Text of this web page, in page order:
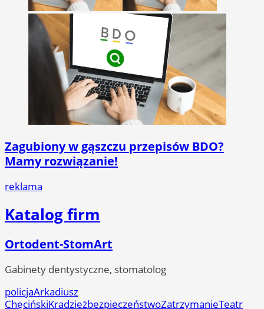
Zagubiony w gąszczu przepisów BDO?
Mamy rozwiązanie!
reklama
Katalog firm
Ortodent-StomArt
Gabinety dentystyczne, stomatolog
policjaArkadiusz
ChęcińskiKradzieżbezpieczeństwoZatrzymanieTeatr